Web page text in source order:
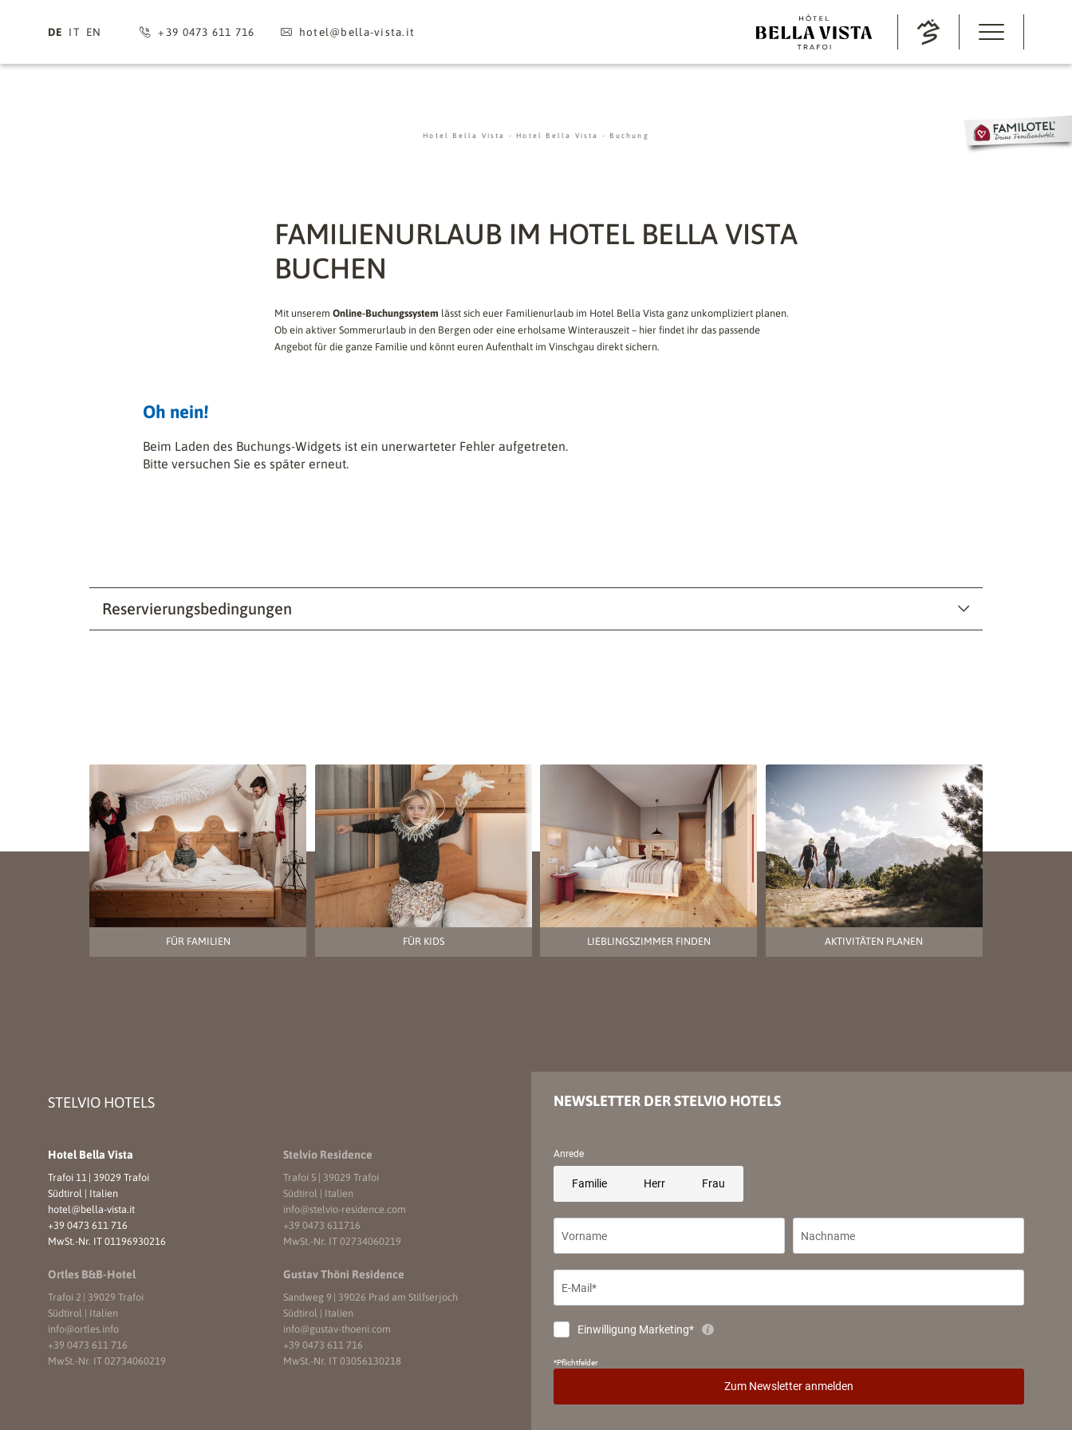
DE IT EN +39 0473 611 716 hotel@bella-vista. it
Hotel Bella Vista - Hotel Bella Vista - Buchung
FAMILIENURLAUB IM HOTEL BELLA VISTA
BUCHEN
Mit unserem Online-Buchungssystem lässt sich euer Familienurlaub im Hotel Bella Vista ganz unkompliziert planen.
Ob ein aktiver Sommerurlaub in den Bergen oder eine erholsame Winterauszeit – hier findet ihr das passende
Angebot für die ganze Familie und könnt euren Aufenthalt im Vinschgau direkt sichern.
Oh nein!
Beim Laden des Buchungs-Widgets ist ein unerwarteter Fehler aufgetreten.
Bitte versuchen Sie es später erneut.
Reservierungsbedingungen
FÜR FAMILIEN FÜR KIDS LIEBLINGSZIMMER FINDEN AKTIVITÄTEN PLANEN
STELVIO HOTELS
Hotel Bella Vista
Trafoi 11 | 39029 Trafoi
Südtirol | Italien
hotel@bella-vista.it
+39 0473 611 716
MwSt.-Nr. IT 01196930216
Stelvio Residence
Trafoi 5
39029 Trafoi
Südtirol | Italien
info@stelvio-residence.com
+39 0473 611716
MwSt.-Nr. IT 02734060219
Ortles B&B-Hotel
Trafoi 2
39029 Trafoi
Südtirol | Italien
info@ortles.info
+39 0473 611 716
MwSt.-Nr. IT 02734060219
Gustav Thöni Residence
Sandweg 9
39026 Prad am Stilfserjoch
Südtirol | Italien
info@gustav-thoeni.com
+39 0473 611 716
MwSt.-Nr. IT 03056130218
NEWSLETTER DER STELVIO HOTELS